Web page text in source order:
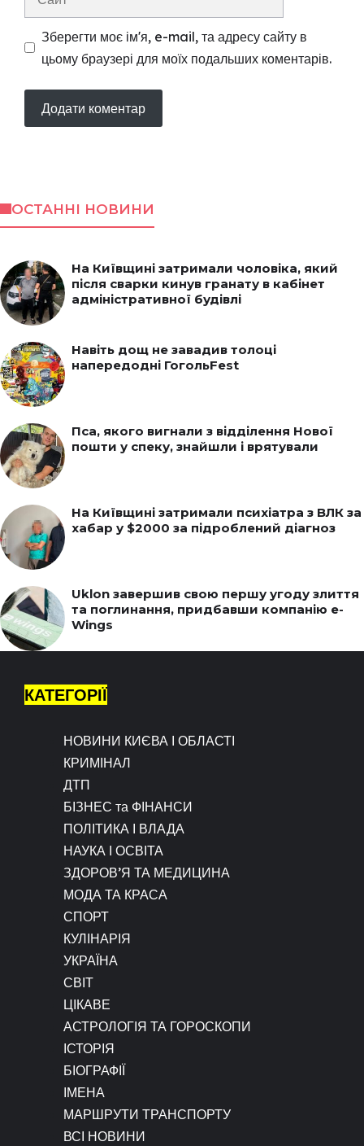
Зберегти моє ім'я, e-mail, та адресу сайту в
цьому браузері для моїх подальших коментарів.
ОСТАННІ НОВИНИ
На Київщині затримали чоловіка, який
після сварки кинув гранату в кабінет
адміністративної будівлі
Навіть дощ не завадив толоці
напередодні ГогольFest
Пса, якого вигнали з відділення Нової
пошти у спеку, знайшли і врятували
На Київщині затримали психіатра з ВЛК за
хабар у $2000 за підроблений діагноз
Uklon завершив свою першу угоду злиття
та поглинання, придбавши компанію e-
Wings
КАТЕГОРІЇ
НОВИНИ КИЄВА І ОБЛАСТІ
КРИМІНАЛ
ДТП
БІЗНЕС та ФІНАНСИ
ПОЛІТИКА І ВЛАДА
НАУКА І ОСВІТА
ЗДОРОВ’Я ТА МЕДИЦИНА
МОДА ТА КРАСА
СПОРТ
КУЛІНАРІЯ
УКРАЇНА
СВІТ
ЦІКАВЕ
АСТРОЛОГІЯ ТА ГОРОСКОПИ
ІСТОРІЯ
БІОГРАФІЇ
ІМЕНА
МАРШРУТИ ТРАНСПОРТУ
ВСІ НОВИНИ